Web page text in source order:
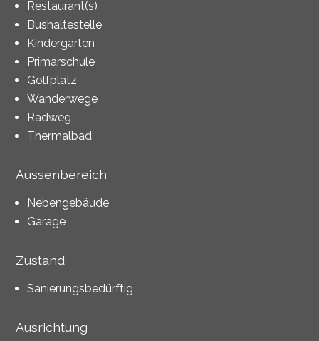
Restaurant(s)
Bushaltestelle
Kindergarten
Primarschule
Golfplatz
Wanderwege
Radweg
Thermalbad
Aussenbereich
Nebengebäude
Garage
Zustand
Sanierungsbedürftig
Ausrichtung